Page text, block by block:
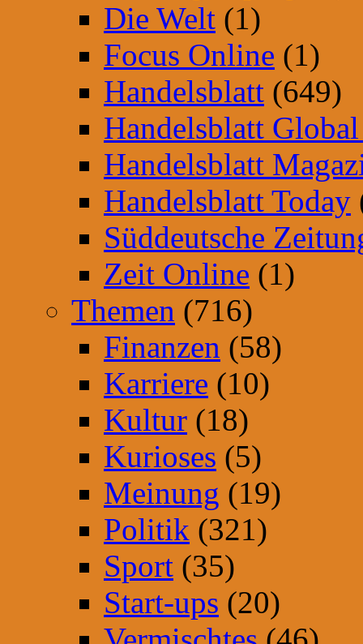
Die Welt (1)
Focus Online (1)
Handelsblatt (649)
Handelsblatt
Handelsblatt
Handelsblatt Today
Süddeutsche
Zeit Online (1)
Themen (716)
Finanzen (58)
Karriere (10)
Kultur (18)
Kurioses (5)
Meinung (19)
Politik (321)
Sport (35)
Start-ups (20)